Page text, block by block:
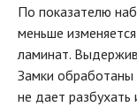
По показателю
меньше
ламинат.
Замки обработаны
не дает разбухать